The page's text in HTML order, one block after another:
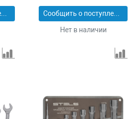
Сообщить о поступлении Сообщить о поступлении
Нет в наличии